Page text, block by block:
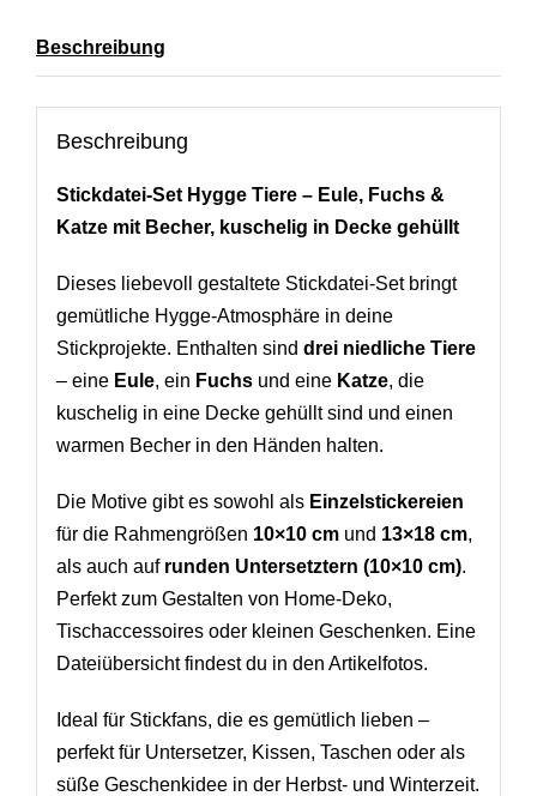
Beschreibung
Beschreibung
Stickdatei-Set Hygge Tiere – Eule, Fuchs &
Katze mit Becher, kuschelig in Decke gehüllt
Dieses liebevoll gestaltete Stickdatei-Set bringt
gemütliche Hygge-Atmosphäre in deine
Stickprojekte. Enthalten sind drei niedliche Tiere
– eine Eule, ein Fuchsund eine Katze, die
kuschelig in eine Decke gehüllt sind und einen
warmen Becher in den Händen halten.
Die Motive gibt es sowohl als Einzelstickereien
für die Rahmengrößen 10×10 cmund 13×18 cm,
als auch auf runden Untersetztern (10×10 cm).
Perfekt zum Gestalten von Home-Deko,
Tischaccessoires oder kleinen Geschenken. Eine
Dateiübersicht findest du in den Artikelfotos.
Ideal für Stickfans, die es gemütlich lieben –
perfekt für Untersetzer, Kissen, Taschen oder als
süße Geschenkidee in der Herbst- und Winterzeit.